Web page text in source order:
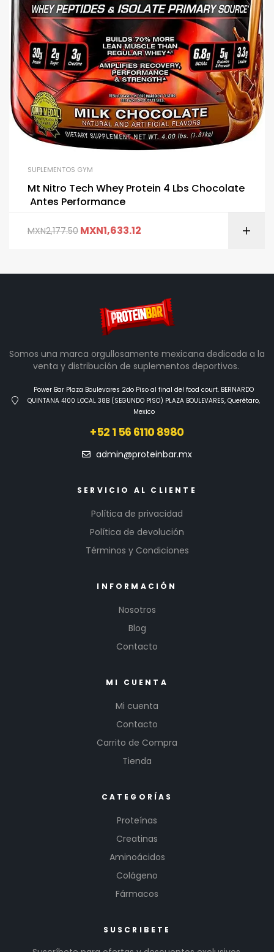
SUPLEMENTOS GYM
Mt Nitro Tech Whey Protein 4 Lbs Chocolate
Antes Performance
MXN2,177.50 MXN1,633.12
Somos una marca orgullosamente mexicana dedicada a la
venta y distribución de suplementos deportivos.
Power Bar Plaza Boulevares 2do Piso al final del food court. BERNARDO
QUINTANA 4100 LOCAL 38B (SEGUNDO PISO) PLAZA BOULEVARES, Querétaro,
Mexico
+52 1 56 6110 8980
admin@proteinbar.mx
SERVICIO AL CLIENTE
Política de privacidad
Política de devolución
Términos y Condiciones
INFORMACIÓN
Nosotros
Blog
Contacto
MI CUENTA
Mi cuenta
Contacto
Carrito de Compra
Tienda
CATEGORÍAS
Proteínas
Creatinas
Aminoácidos
Colágeno
Fármacos
SUSCRIBETE